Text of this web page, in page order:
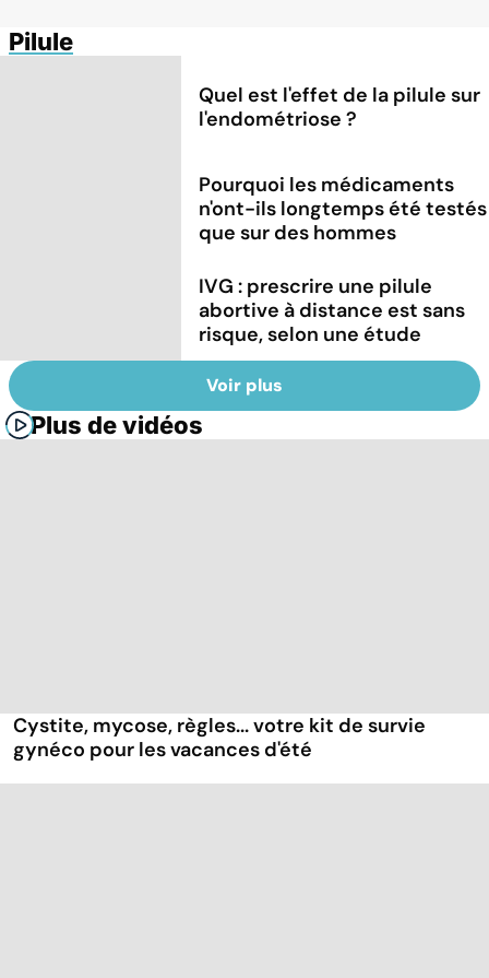
Pilule
Quel est l'effet de la pilule sur
l'endométriose ?
Pourquoi les médicaments
n'ont-ils longtemps été testés
que sur des hommes
IVG : prescrire une pilule
abortive à distance est sans
risque, selon une étude
Voir plus
Plus de vidéos
Cystite, mycose, règles... votre kit de survie
gynéco pour les vacances d'été